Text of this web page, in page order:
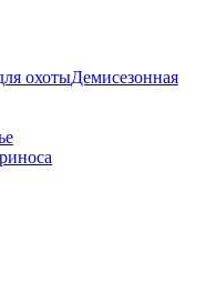
Демисезонная